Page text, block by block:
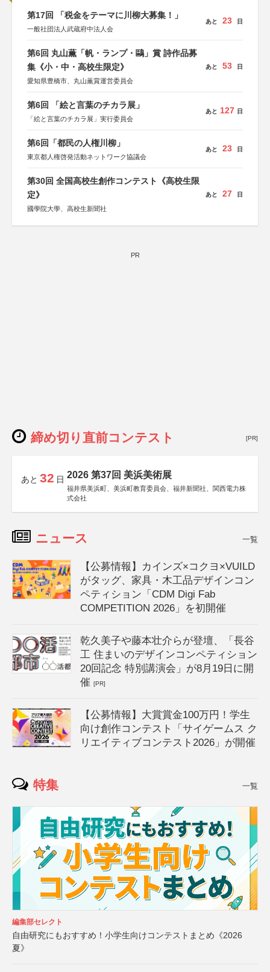
第17回 「税金をテーマに川柳大募集！」
一般社団法人武蔵府中法人会
あと 23 日
第6回 丸山薫「帆・ランプ・鷗」賞 詩作品募
集《小・中・高校生限定》
愛知県豊橋市、丸山薫賞運営委員会
あと 53 日
第6回 「絵と言葉のチカラ展」
「絵と言葉のチカラ展」実行委員会
あと 127 日
第6回「都民の人権川柳」
東京都人権啓発活動ネットワーク協議会
あと 23 日
第30回 全国高校生創作コンテスト《高校生限
定》
國學院大學、高校生新聞社
あと 27 日
PR
締め切り直前コンテスト [PR]
あと 32 日 2026 第37回 美浜美術展
福井県美浜町、美浜町教育委員会、福井新聞社、関西電力株
式会社
ニュース 一覧
【公募情報】カインズ×コクヨ×VUILD
がタッグ、家具・木工品デザインコン
ペティション「CDM Digi Fab
COMPETITION 2026」を初開催
乾久美子や藤本壮介らが登壇、「長谷
工 住まいのデザインコンペティション
20回記念 特別講演会」が8月19日に開
催[PR]
【公募情報】大賞賞金100万円！学生
向け創作コンテスト「サイゲームス ク
リエイティブコンテスト2026」が開催
特集 一覧
編集部セレクト
自由研究にもおすすめ！小学生向けコンテストまとめ《2026
夏》